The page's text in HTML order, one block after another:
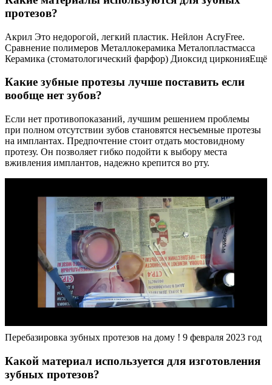
протезов?
Акрил Это недорогой, легкий пластик. Нейлон AcryFree.
Сравнение полимеров Металлокерамика Металопластмасса
Керамика (стоматологический фарфор) Диоксид цирконияЕщё
Какие зубные протезы лучше поставить если
вообще нет зубов?
Если нет противопоказаний, лучшим решением проблемы
при полном отсутствии зубов становятся несъемные протезы
на имплантах. Предпочтение стоит отдать мостовидному
протезу. Он позволяет гибко подойти к выбору места
вживления имплантов, надежно крепится во рту.
Перебазировка зубных протезов на дому ! 9 февраля 2023 год
Какой материал используется для изготовления
зубных протезов?